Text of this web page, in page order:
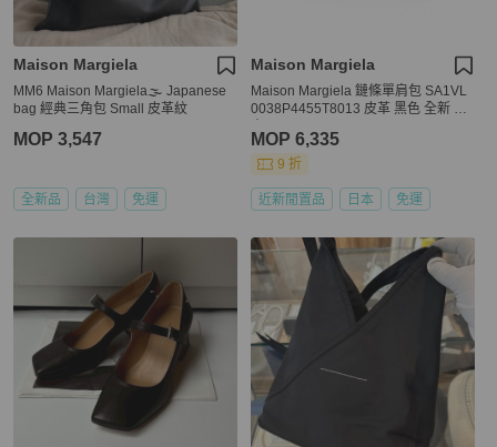
Maison Margiela
MM6 Maison Margiela🌫️ Japanese
bag 經典三角包 Small 皮革紋
MOP 3,547
全新品 台灣 免運
Maison Margiela
Maison Margiela 鏈條單肩包 SA1VL
0038P4455T8013 皮革 黑色 全新 女
MOP 6,335
9 折
近新閒置品 日本 免運